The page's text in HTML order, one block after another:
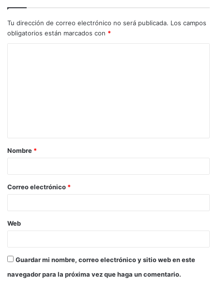
Tu dirección de correo electrónico no será publicada. Los campos
obligatorios están marcados con *
a
r
*
Nombre *
Correo electrónico *
Web
Guardar mi nombre, correo electrónico y sitio web en este
navegador para la próxima vez que haga un comentario.